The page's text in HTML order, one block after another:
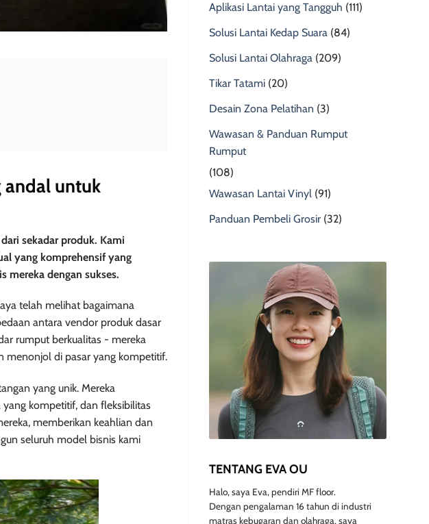
andal untuk
sekadar produk. Kami
yang komprehensif yang
mereka dengan sukses.
telah melihat bagaimana
antara vendor produk dasar
rumput berkualitas - mereka
menonjol di pasar yang kompetitif.
yang unik. Mereka
kompetitif, dan fleksibilitas
memberikan keahlian dan
seluruh model bisnis kami
Aplikasi Lantai yang Tangguh (111)
Solusi Lantai Kedap Suara (84)
Solusi Lantai Olahraga (209)
Tikar Tatami (20)
Desain Zona Pelatihan (3)
Wawasan & Panduan Rumput
Rumput
(108)
Wawasan Lantai Vinyl (91)
Panduan Pembeli Grosir (32)
TENTANG EVA OU
Halo, saya Eva, pendiri MF floor.
Dengan pengalaman 16 tahun di industri
matras kebugaran dan olahraga, saya